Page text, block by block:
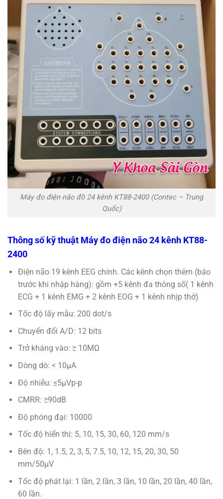
Máy đo điện não đồ 24 kênh KT88-2400 (Contec – Trung
Quốc)
Thông số kỹ thuật Máy đo điện não 24 kênh KT88-
2400
Điện não 19 kênh EEG chính. Các kênh chọn thêm (báo
trước khi nhập hàng): gồm +5 kênh đa thông số( 1 kênh
ECG + 1 kênh EMG + 2 kênh EOG + 1 kênh nhịp thở)
Tốc độ lấy mẫu: 200 dot/s
Chuyển đổi A/D: 12 bits
Trở kháng vào: ≥ 10MΩ
Dòng dò: < 10µA
Độ nhiễu: ≤5µVp-p
CMRR: ≥90dB
Độ phóng đại: 10000
Tốc độ hiển thị: 5, 10, 15, 30, 60, 120 mm/s
Bên độ: 1, 1.5, 2, 3, 5, 7.5, 10, 12, 15, 20, 30, 50
mm/50µV
Tốc độ phát lại: 1 lần, 2 lần, 3 lần, 10 lần, 20 lần, 40 lần,
60 lần.